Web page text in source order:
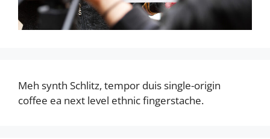
Meh synth Schlitz, tempor duis single-origin
coffee ea next level ethnic fingerstache.